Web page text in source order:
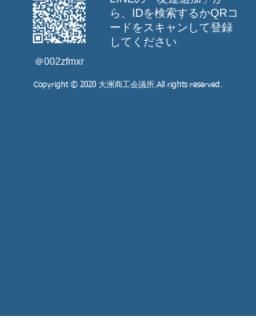
​＠002zfmxr
ら、IDを検索するか​QRコ
ードをスキャンして登録
してください
Copyright © 2020 大洲商工会議所.All rights reserved.